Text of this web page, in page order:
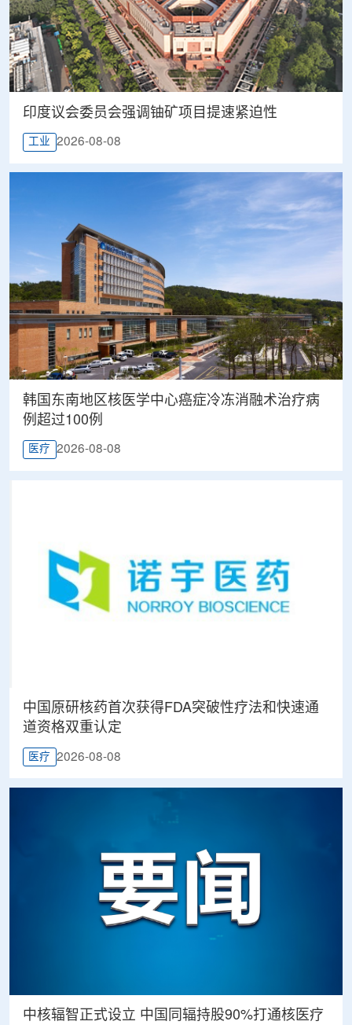
印度议会委员会强调铀矿项目提速紧迫性
工业 2026-08-08
韩国东南地区核医学中心癌症冷冻消融术治疗病
例超过100例
医疗 2026-08-08
中国原研核药首次获得FDA突破性疗法和快速通
道资格双重认定
医疗 2026-08-08
中核辐智正式设立 中国同辐持股90%打通核医疗